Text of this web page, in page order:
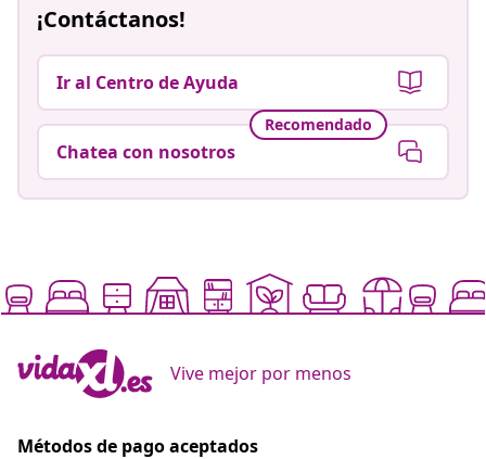
¡Contáctanos!
Ir al Centro de Ayuda
Recomendado
Chatea con nosotros
Vive mejor por menos
Métodos de pago aceptados